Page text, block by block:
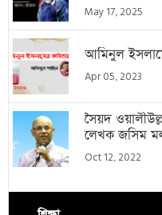
May 17, 2025
আমিনুল
Apr 05, 2023
সৈয়দ
লেখক জসিম
Oct 12, 2022